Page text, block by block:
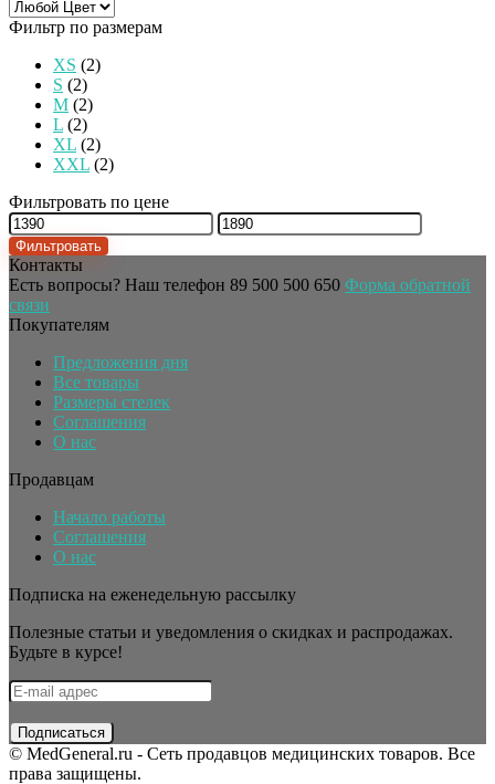
Фильтр по размерам
XS (2)
S (2)
M (2)
L (2)
XL (2)
XXL (2)
Фильтровать по цене
Фильтровать
Контакты
Есть вопросы? Наш телефон 89 500 500 650 Форма обратной
связи
Покупателям
Предложения дня
Все товары
Размеры стелек
Соглашения
О нас
Продавцам
Начало работы
Соглашения
О нас
Подписка на еженедельную рассылку
Полезные статьи и уведомления о скидках и распродажах.
Будьте в курсе!
© MedGeneral.ru - Сеть продавцов медицинских товаров. Все
права защищены.